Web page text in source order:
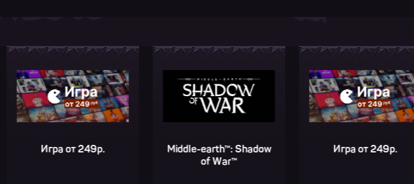
Игра от 249р.
Middle-earth™: Shadow
Игра от 249р.